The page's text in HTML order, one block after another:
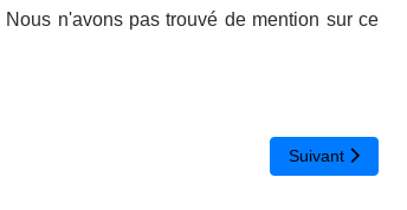
Nous n'avons pas trouvé de mention sur ce
Article suivant
Suivant